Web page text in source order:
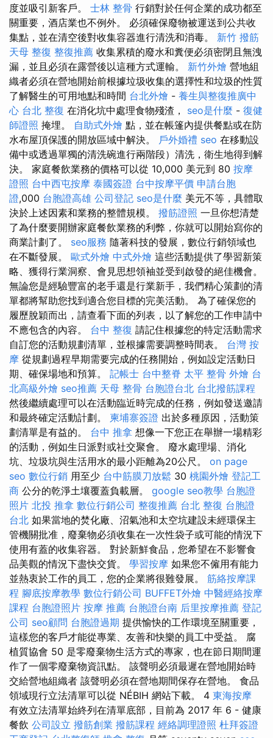
度並吸引新客戶。 士林 整骨 行銷對於任何企業的成功都至
關重要，酒店業也不例外。 必須確保廢物被運送到公共收
集點，並在清空後對收集容器進行清洗和消毒。 新竹 撥筋
天母 整復 整復推薦 收集累積的廢水和糞便必須密閉且無洩
漏，並且必須在露營後以這種方式運輸。 新竹外燴 營地組
織者必須在營地開始前根據垃圾收集的選擇性和垃圾的性質
了解醫生的可用地點和時間 台北外燴 - 養生與整復推廣中
心 台北 整復 在消化坑中處理食物殘渣， seo是什麼 - 復健
師證照 掩埋。 自助式外燴 點，並在帳篷內提供餐點或在防
水布屋頂保護的開放區域中解決。 戶外婚禮 seo 在移動設
備中或透過單獨的清洗碗進行兩階段）清洗，衛生地得到解
決。 家庭餐飲業務的價格可以從 10,000 美元到 80 按摩
證照 台中西屯按摩 泰國簽證 台中按摩平價 申請台胞
證,000 台胞證高雄 公司登記 seo是什麼 美元不等，具體取
決於上述因素和業務的整體規模。 撥筋證照 一旦你想清楚
了為什麼要開辦家庭餐飲業務的利弊，你就可以開始寫你的
商業計劃了。 seo服務 隨著科技的發展，數位行銷領域也
在不斷發展。 歐式外燴 中式外燴 這些活動提供了學習新策
略、獲得行業洞察、會見思想領袖並受到啟發的絕佳機會。
無論您是經驗豐富的老手還是行業新手，我們精心策劃的清
單都將幫助您找到適合您目標的完美活動。 為了確保您的
履歷脫穎而出，請查看下面的列表，以了解您的工作申請中
不應包含的內容。 台中 整復 請記住根據您的特定活動需求
自訂您的活動規劃清單，並根據需要調整時間表。 台灣 按
摩 從規劃過程早期需要完成的任務開始，例如設定活動日
期、確保場地和預算。 記帳士 台中整脊 太平 整骨 外燴 台
北高級外燴 seo推薦 天母 整骨 台胞證台北 台北撥筋課程
然後繼續處理可以在活動臨近時完成的任務，例如發送邀請
和最終確定活動計劃。 柬埔寨簽證 出於多種原因，活動策
劃清單是有益的。 台中 推拿 想像一下您正在舉辦一場精彩
的活動，例如生日派對或社交聚會。 廢水處理場、消化
坑、垃圾坑與生活用水的最小距離為20公尺。 on page
seo 數位行銷 用至少 台中筋膜刀放鬆 30 桃園外燴 登記工
商 公分的乾淨土壤覆蓋負載層。 google seo教學 台胞證
照片 北投 推拿 數位行銷公司 整復推薦 台北 整復 台胞證
台北 如果當地的焚化廠、沼氣池和太空坑建設未經環保主
管機關批准，廢棄物必須收集在一次性袋子或可能的情況下
使用有蓋的收集容器。 對於新鮮食品，您希望在不影響食
品美觀的情況下盡快交貨。 學習按摩 如果您不僱用有能力
並熱衷於工作的員工，您的企業將很難發展。 筋絡按摩課
程 腳底按摩教學 數位行銷公司 BUFFET外燴 中醫經絡按摩
課程 台胞證照片 按摩 推薦 台胞證台南 后里按摩推薦 登記
公司 seo顧問 台胞證過期 提供愉快的工作環境至關重要，
這樣您的客戶才能從專業、友善和快樂的員工中受益。 腐
植質協會 50 是零廢棄物生活方式的專家，也在節日期間運
作了一個零廢棄物資訊點。 該聲明必須最遲在營地開始時
交給營地組織者 該聲明必須在營地期間保存在營地。 食品
領域現行立法清單可以從 NÉBIH 網站下載。 4 東海按摩
有效立法清單始終列在清單底部，目前為 2017 年 6 - 健康
餐飲 公司設立 撥筋創業 撥筋課程 經絡調理證照 杜拜簽證